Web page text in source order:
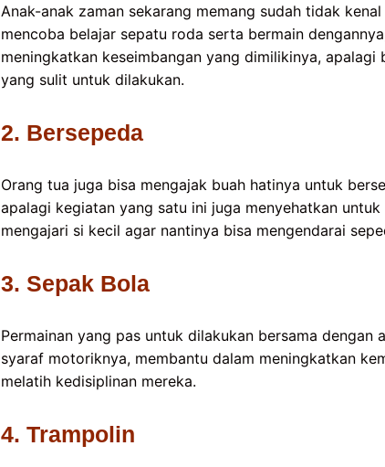
Anak-anak zaman sekarang memang sudah tidak
mencoba belajar sepatu roda serta bermain
meningkatkan keseimbangan yang dimilikinya,
yang sulit untuk dilakukan.
2. Bersepeda
Orang tua juga bisa mengajak buah hatinya untuk
apalagi kegiatan yang satu ini juga menyehatkan
mengajari si kecil agar nantinya bisa mengendarai
3. Sepak Bola
Permainan yang pas untuk dilakukan bersama
syaraf motoriknya, membantu dalam meningkatkan
melatih kedisiplinan mereka.
4. Trampolin